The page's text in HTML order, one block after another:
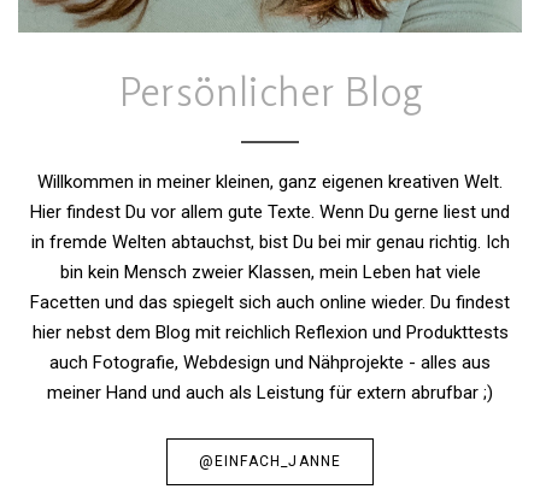
Persönlicher Blog
Willkommen in meiner kleinen, ganz eigenen kreativen Welt.
Hier findest Du vor allem gute Texte. Wenn Du gerne liest und
in fremde Welten abtauchst, bist Du bei mir genau richtig. Ich
bin kein Mensch zweier Klassen, mein Leben hat viele
Facetten und das spiegelt sich auch online wieder. Du findest
hier nebst dem Blog mit reichlich Reflexion und Produkttests
auch Fotografie, Webdesign und Nähprojekte - alles aus
meiner Hand und auch als Leistung für extern abrufbar ;)
@EINFACH_JANNE